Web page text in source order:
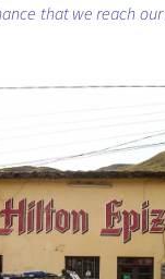
that we reach